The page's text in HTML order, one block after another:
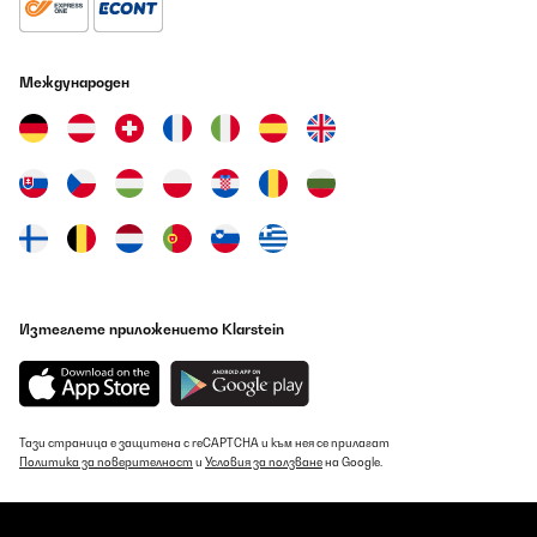
general.Adquirí el modelo blanco de 2000W y va perfecto para
mi habitación que es relativamente grande (20 mts2) es fácil de
programar y la función de calentar es bastante rápida. (Tarda
unos 30 minutos en obtener 20-21 grados en el lugar)La salida de
manera uniforme por el lugar.Al encenderlo, identifica de
inmediato cuál es la temperatura del lugar y te va indicando en
(recomiendo no muy lejos del piso para que el aire caliente circule
mejor y con más espacio hacia arriba) y el soporte aguanta bien
ya que no es un producto con un peso elevado, es más bien
liviano.La temperatura maxima que alcanza (en teoría) es de
33grados pero en la práctica me ha calentado efectivamente
producto.Actualizaré el comentario en 1 mes, para indicar
consumo real en KW v/s horas de uso en casa.Actualización de
consumo: Me ha llegado la factura incorporando periodo de
Международен
Изтеглете приложението Klarstein
Тази страница е защитена с reCAPTCHA и към нея се прилагат
Политика за поверителност и Условия за ползванена Google.